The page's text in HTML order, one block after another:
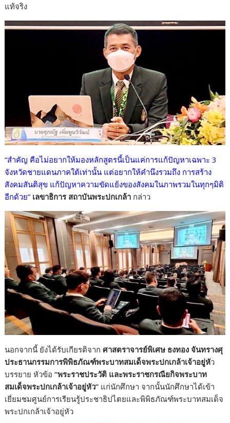
แท้จริง
“สำคัญ คือไม่อยากให้มองหลักสูตรนี้เป็นแค่การแก้ปัญหาเฉพาะ 3
จังหวัดชายแดนภาคใต้เท่านั้น แต่อยากให้คำนึงรวมถึง การสร้าง
สังคมสันติสุข แก้ปัญหาความขัดแย้งของสังคมในภาพรวมในทุกๆมิติ
อีกด้วย” เลขาธิการ สถาบันพระปกเกล้า กล่าว
นอกจากนี้ ยังได้รับเกียรติจากศาสตราจารย์พิเศษ ธงทอง จันทรางศุ
ประธานกรรมการพิพิธภัณฑ์พระบาทสมเด็จพระปกเกล้าเจ้าอยู่หัว
บรรยาย หัวข้อ“พระราชประวัติ และพระราชกรณียกิจพระบาท
สมเด็จพระปกเกล้าเจ้าอยู่หัว” แก่นักศึกษา จากนั้นนักศึกษาได้เข้า
เยี่ยมชมศูนย์การเรียนรู้ประชาธิปไตยและพิพิธภัณฑ์พระบาทสมเด็จ
พระปกเกล้าเจ้าอยู่หัว